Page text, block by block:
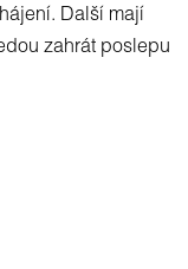
Další mají
zahrát poslepu